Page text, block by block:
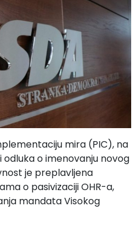
mira (PIC), na
o imenovanju novog
je preplavljena
o pasivizaciji OHR-a,
mandata Visokog